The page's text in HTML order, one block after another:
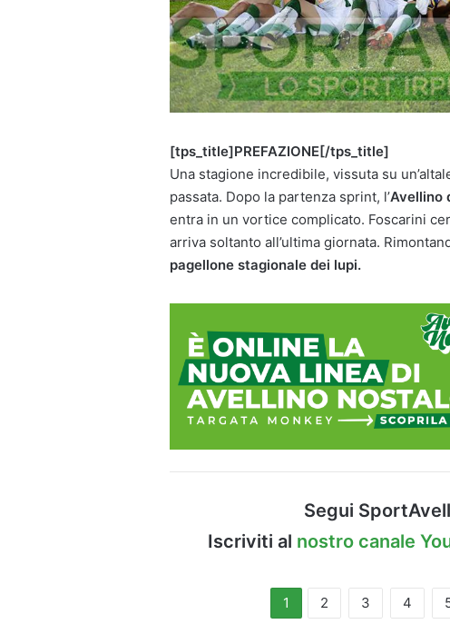
[tps_title]PREFAZIONE[/tps_title]
Una stagione incredibile, vissuta su
passata. Dopo la partenza sprint, l’Avellino
entra in un vortice complicato. Foscarini
arriva soltanto all’ultima giornata.
pagellone stagionale dei lupi.
Segui
Iscriviti al nostro canale
1 2 3 4